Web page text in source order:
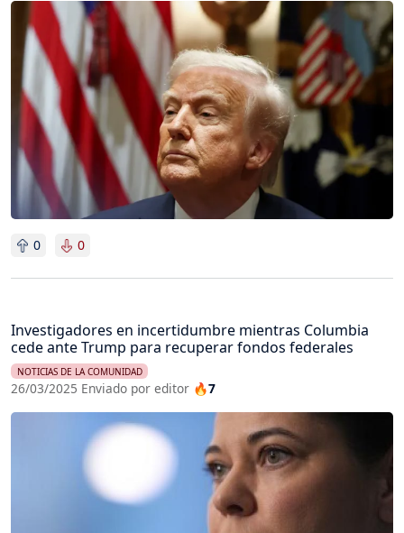
Imagen
0 0
Investigadores en incertidumbre mientras Columbia
cede ante Trump para recuperar fondos federales
NOTICIAS DE LA COMUNIDAD
26/03/2025 Enviado por editor 🔥7
Imagen